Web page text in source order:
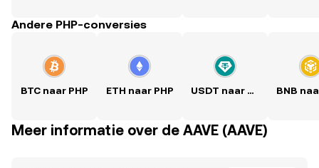
Andere PHP-conversies
BTC naar PHP ETH naar PHP USDT naar PHP
Meer informatie over de AAVE (AAVE)